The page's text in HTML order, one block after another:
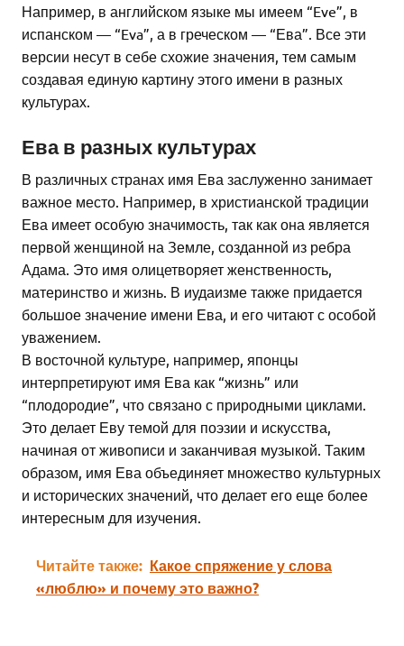
Например, в английском языке мы имеем “Eve”, в
испанском — “Eva”, а в греческом — “Ева”. Все эти
версии несут в себе схожие значения, тем самым
создавая единую картину этого имени в разных
культурах.
Ева в разных культурах
В различных странах имя Ева заслуженно занимает
важное место. Например, в христианской традиции
Ева имеет особую значимость, так как она является
первой женщиной на Земле, созданной из ребра
Адама. Это имя олицетворяет женственность,
материнство и жизнь. В иудаизме также придается
большое значение имени Ева, и его читают с особой
уважением.
В восточной культуре, например, японцы
интерпретируют имя Ева как “жизнь” или
“плодородие”, что связано с природными циклами.
Это делает Еву темой для поэзии и искусства,
начиная от живописи и заканчивая музыкой. Таким
образом, имя Ева объединяет множество культурных
и исторических значений, что делает его еще более
интересным для изучения.
Читайте также: Какое спряжение у слова
«люблю» и почему это важно?